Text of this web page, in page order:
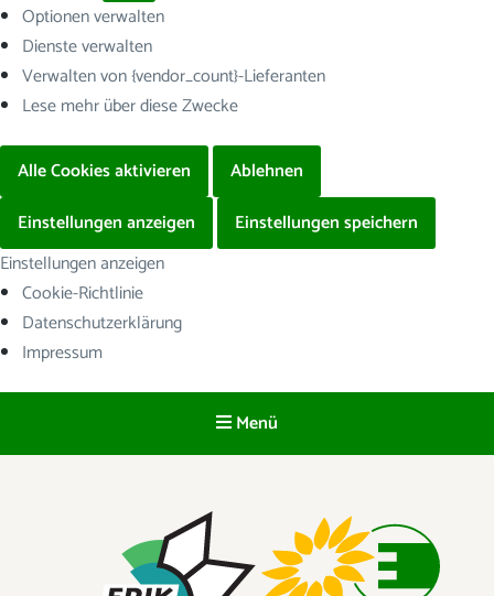
Optionen verwalten
Dienste verwalten
Verwalten von {vendor_count}-Lieferanten
Lese mehr über diese Zwecke
Alle Cookies aktivieren
Ablehnen
Einstellungen anzeigen
Einstellungen speichern
Einstellungen anzeigen
Cookie-Richtlinie
Datenschutzerklärung
Impressum
Menü